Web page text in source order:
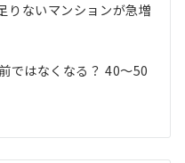
りないマンションが急増
ではなくなる？ 40〜50